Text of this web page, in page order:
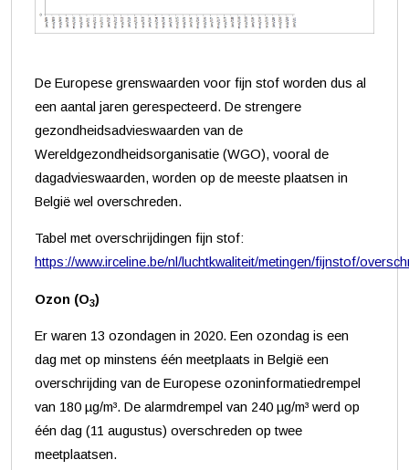
De Europese grenswaarden voor fijn stof worden dus al
een aantal jaren gerespecteerd. De strengere
gezondheidsadvieswaarden van de
Wereldgezondheidsorganisatie (WGO), vooral de
dagadvieswaarden, worden op de meeste plaatsen in
België wel overschreden.
Tabel met overschrijdingen fijn stof:
https://www.irceline.be/nl/luchtkwaliteit/metingen/fijnstof/
Ozon (O3)
Er waren 13 ozondagen in 2020. Een ozondag is een
dag met op minstens één meetplaats in België een
overschrijding van de Europese ozoninformatiedrempel
van 180 µg/m³. De alarmdrempel van 240 µg/m³ werd op
één dag (11 augustus) overschreden op twee
meetplaatsen.